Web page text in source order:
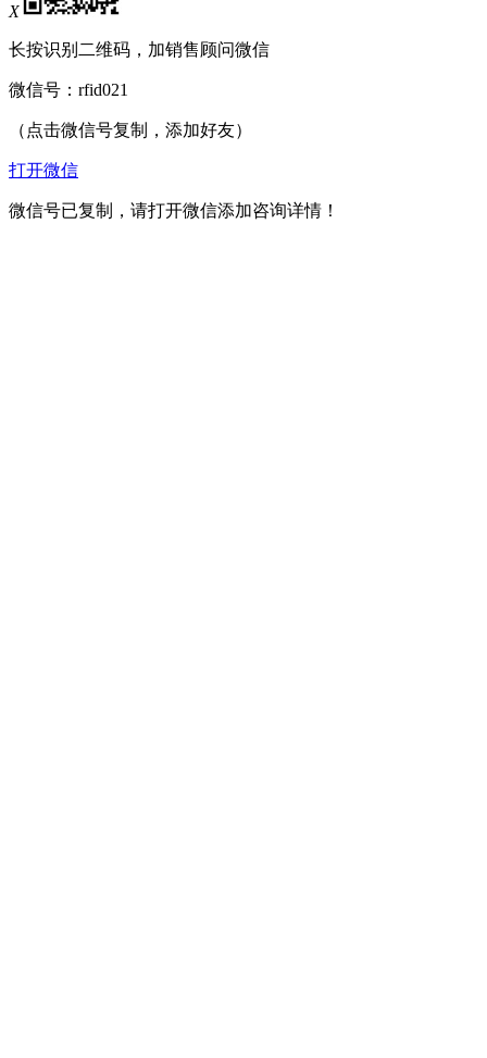
X
长按识别二维码，加销售顾问微信
微信号： rfid021
（点击微信号复制，添加好友）
打开微信
微信号已复制，请打开微信添加咨询详情！